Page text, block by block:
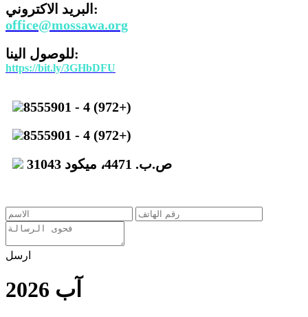
البريد الاكتروني:
office@mossawa.org
للوصول الينا:
https://bit.ly/3GHbDFU
8555901 - 4 (972+)
8555901 - 4 (972+)
ص.ب. 4471، ميكود 31043
ارسل
آب 2026